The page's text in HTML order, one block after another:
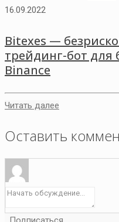
16.09.2022
Bitexes —
трейдинг-бот для
Binance
Читать далее
Оставить